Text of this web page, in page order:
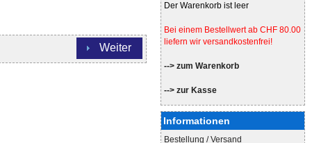
Der Warenkorb ist leer
Bei einem Bestellwert ab CHF 80.00
liefern wir versandkostenfrei!
--> zum Warenkorb
--> zur Kasse
Informationen
Bestellung / Versand
Weiter